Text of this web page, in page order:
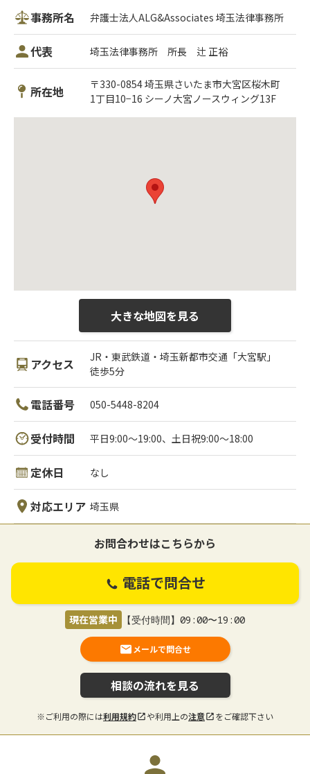
事務所名 弁護士法人ALG&Associates 埼玉法律事務所
代表 埼玉法律事務所 所長 辻 正裕
所在地
〒330-0854 埼玉県さいたま市大宮区桜木町
1丁目10−16 シーノ大宮ノースウィング13F
大きな地図を見る
アクセス
JR・東武鉄道・埼玉新都市交通「大宮駅」
徒歩5分
電話番号 050-5448-8204
受付時間 平日9:00～19:00、土日祝9:00～18:00
定休日 なし
対応エリア 埼玉県
お問合わせはこちらから
電話で問合せ
現在営業中 【受付時間】09:00〜19:00
メールで問合せ
相談の流れを見る
※ご利用の際には利用規約 や利用上の注意 をご確認下さい